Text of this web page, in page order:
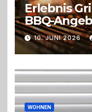
Erlebnis
BBQ-
perfekten
Trend zu
Live-
10. JUNI 2026
WOHNEN